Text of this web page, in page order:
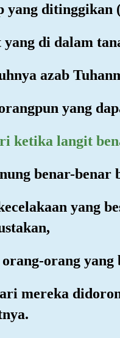
yang ditinggikan
yang di dalam
azab
yang
ketika langit
benar-benar
yang
orang
mereka